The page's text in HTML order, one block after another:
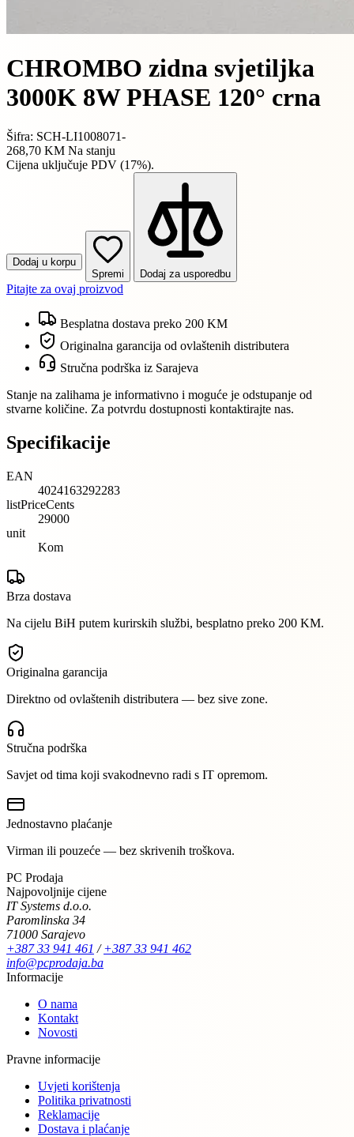
CHROMBO zidna svjetiljka
3000K 8W PHASE 120° crna
Šifra: SCH-LI1008071-
268,70 KM Na stanju
Cijena uključuje PDV (17%).
Dodaj u korpu
Spremi
Dodaj za usporedbu
Pitajte za ovaj proizvod
Besplatna dostava preko 200 KM
Originalna garancija od ovlaštenih distributera
Stručna podrška iz Sarajeva
Stanje na zalihama je informativno i moguće je odstupanje od
stvarne količine. Za potvrdu dostupnosti kontaktirajte nas.
Specifikacije
EAN
4024163292283
listPriceCents
29000
unit
Kom
Brza dostava
Na cijelu BiH putem kurirskih službi, besplatno preko 200 KM.
Originalna garancija
Direktno od ovlaštenih distributera — bez sive zone.
Stručna podrška
Savjet od tima koji svakodnevno radi s IT opremom.
Jednostavno plaćanje
Virman ili pouzeće — bez skrivenih troškova.
PC Prodaja
Najpovoljnije cijene
IT Systems d.o.o.
Paromlinska 34
71000 Sarajevo
+387 33 941 461 /+387 33 941 462
info@pcprodaja.ba
Informacije
O nama
Kontakt
Novosti
Pravne informacije
Uvjeti korištenja
Politika privatnosti
Reklamacije
Dostava i plaćanje